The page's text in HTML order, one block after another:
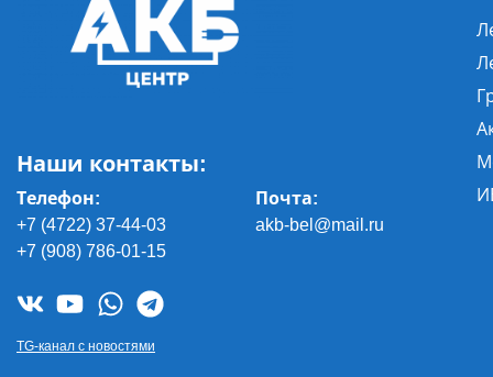
Наши контакты:
Телефон:
+7 (4722) 37-44-03
+7 (908) 786-01-15
Почта:
akb-bel@mail.ru
TG-канал с новостями